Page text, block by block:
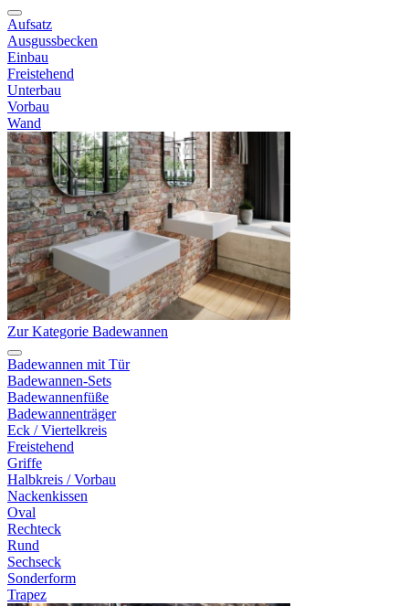
Aufsatz
Ausgussbecken
Einbau
Freistehend
Unterbau
Vorbau
Wand
Zur Kategorie Badewannen
Badewannen mit Tür
Badewannen-Sets
Badewannenfüße
Badewannenträger
Eck / Viertelkreis
Freistehend
Griffe
Halbkreis / Vorbau
Nackenkissen
Oval
Rechteck
Rund
Sechseck
Sonderform
Trapez